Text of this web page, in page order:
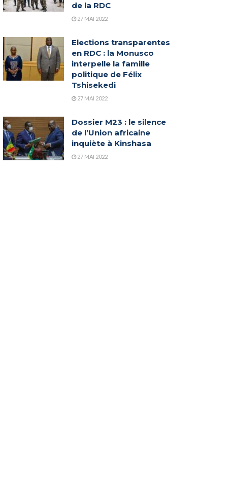
de la RDC
27 MAI 2022
Elections transparentes
en RDC : la Monusco
interpelle la famille
politique de Félix
Tshisekedi
27 MAI 2022
Dossier M23 : le silence
de l’Union africaine
inquiète à Kinshasa
27 MAI 2022